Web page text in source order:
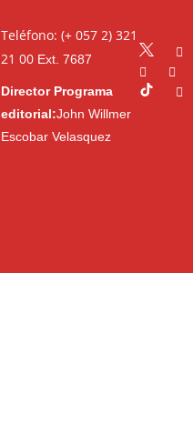
Teléfono: (+ 057 2) 321
21 00Ext. 7687
Director Programa
editorial:John Willmer
Escobar Velasquez